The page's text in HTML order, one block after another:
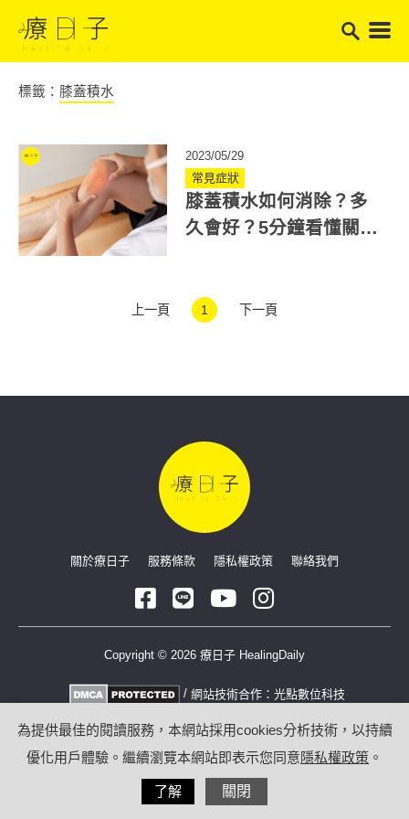
標籤： 膝蓋積水
2023/05/29
常見症狀
膝蓋積水如何消除？多
久會好？5分鐘看懂關節
上一頁 1 下一頁
關於療日子 服務條款 隱私權政策 聯絡我們
Copyright © 2026 療日子 HealingDaily
/ 網站技術合作： 光點數位科技
為提供最佳的閱讀服務，本網站採用cookies分析技術，以持續
優化用戶體驗。繼續瀏覽本網站即表示您同意隱私權政策 。
了解 關閉